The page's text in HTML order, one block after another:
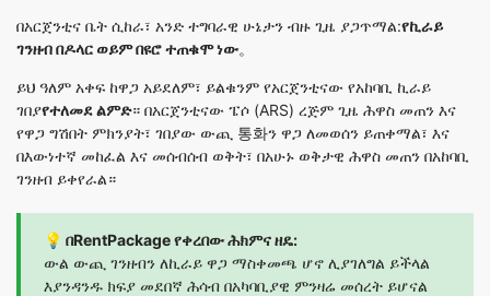
በአርጀንቲና ቤት ሲከራ፣ አንድ ተግባራዊ ሁኔታን ብዙ ጊዜ ያጋጥማል:የኪራይ
ገንዘብ በዶላር ወይም በዩሮ ተጠቁሞ ነው。
ይህ ዓለም አቀፍ ከዋጋ አይደለም፣ ይልቁንም የአርጀንቲናው የአከባቢ ኪራይ
ገበያየተለመደ ልምድ። በአርጀንቲናው ፔሶ (ARS) ረጅም ጊዜ ሕዋስ መጠን እና
የዋጋ ግሽበት ምክንያት፣ ገበያው ውጪ 통화ን ዋጋ ለመወሰን ይጠቀማል፣ እና
በእውነተኛ መከፈል እና መሰብሰብ ወቅት፣ በአሁኑ ወቅታዊ ሕዋስ መጠን በአከባቢ
ገንዘብ ይቀየራል።
💡 በRentPackage የቀረበው ሕክምና ዘዴ:
ውል ውጪ ገንዘብን ለኪራይ ዋጋ ማስቀመጫ ሆኖ ሊያገለግል ይችላል
እያንዳንዱ ክፍያ መደበኛ ሕሳብ በአካባቢያዊ ምንዛሬ መሰረት ይሆናል